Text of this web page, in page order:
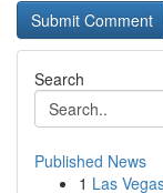
Search
Published News
1 Las